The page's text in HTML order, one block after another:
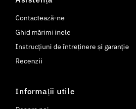
Contactează-ne
Ghid mărimi inele
Instrucțiuni de întreținere și garanție
Recenzii
Informații utile